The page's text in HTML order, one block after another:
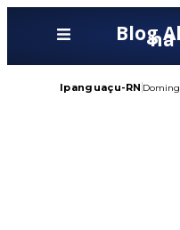
Blogna
Ipanguaçu-RN